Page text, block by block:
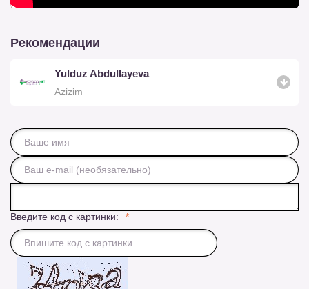
Рекомендации
Yulduz Abdullayeva
Azizim
Введите код с картинки: